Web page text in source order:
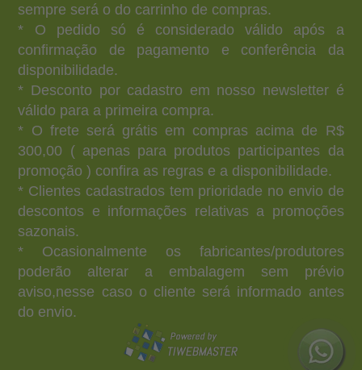
sempre será o do carrinho de compras.
* O pedido só é considerado válido após a
confirmação de pagamento e conferência da
disponibilidade.
* Desconto por cadastro em nosso newsletter é
válido para a primeira compra.
* O frete será grátis em compras acima de R$
300,00 ( apenas para produtos participantes da
promoção ) confira as regras e a disponibilidade.
* Clientes cadastrados tem prioridade no envio de
descontos e informações relativas a promoções
sazonais.
* Ocasionalmente os fabricantes/produtores
poderão alterar a embalagem sem prévio
aviso,nesse caso o cliente será informado antes
do envio.